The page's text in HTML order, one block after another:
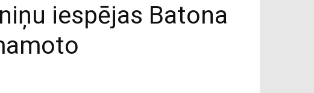
iespējas Batona